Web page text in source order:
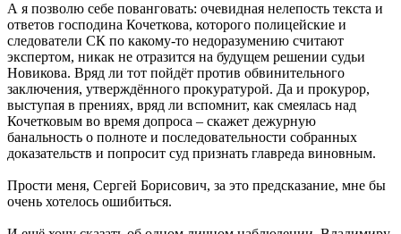
А я позволю себе пованговать: очевидная нелепость текста и
ответов господина Кочеткова, которого полицейские и
следователи СК по какому-то недоразумению считают
экспертом, никак не отразится на будущем решении судьи
Новикова. Вряд ли тот пойдёт против обвинительного
заключения, утверждённого прокуратурой. Да и прокурор,
выступая в прениях, вряд ли вспомнит, как смеялась над
Кочетковым во время допроса – скажет дежурную
банальность о полноте и последовательности собранных
доказательств и попросит суд признать главреда виновным.
Прости меня, Сергей Борисович, за это предсказание, мне бы
очень хотелось ошибиться.